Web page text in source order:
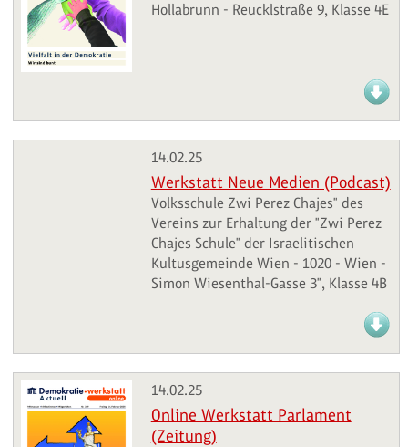
Hollabrunn - Reucklstraße 9, Klasse 4E
14.02.25
Werkstatt Neue Medien (Podcast)
Volksschule Zwi Perez Chajes" des
Vereins zur Erhaltung der "Zwi Perez
Chajes Schule" der Israelitischen
Kultusgemeinde Wien - 1020 - Wien -
Simon Wiesenthal-Gasse 3", Klasse 4B
14.02.25
Online Werkstatt Parlament
(Zeitung)